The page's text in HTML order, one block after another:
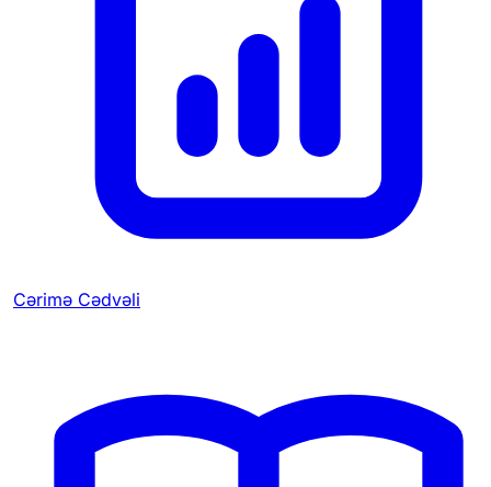
Cərimə Cədvəli